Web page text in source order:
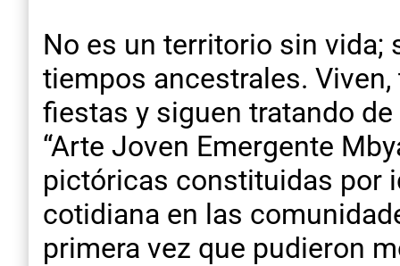
No es un territorio sin vida;
tiempos ancestrales.
fiestas y siguen tratando
“Arte Joven Emergente
pictóricas constituidas por
cotidiana en las
primera vez que pudieron